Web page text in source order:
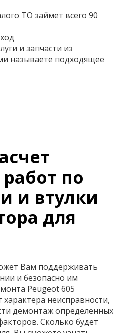
ТО займет всего 90
и запчасти из
называете подходящее
по
и втулки
для
Вам поддерживать
и безопасно им
Peugeot 605
характера неисправности,
демонтаж определенных
Сколько будет